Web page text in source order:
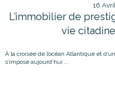
16
L’immobilier de
vie
À la croisée de l’océan Atlantique et
s’impose aujourd’hui ...